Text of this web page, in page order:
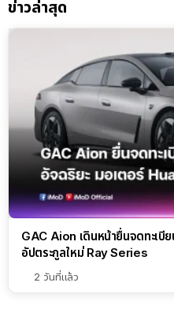
ข่าวล่าสุด
GAC Aion เดินหน้ายื่นจดทะเบี
อัปตระกูลใหม่ Ray Series
2 วันที่แล้ว